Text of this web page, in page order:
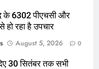
के 6302 पीएचसी और
रहा है उपचार
August 5, 2026 0
30 सितंबर तक सभी